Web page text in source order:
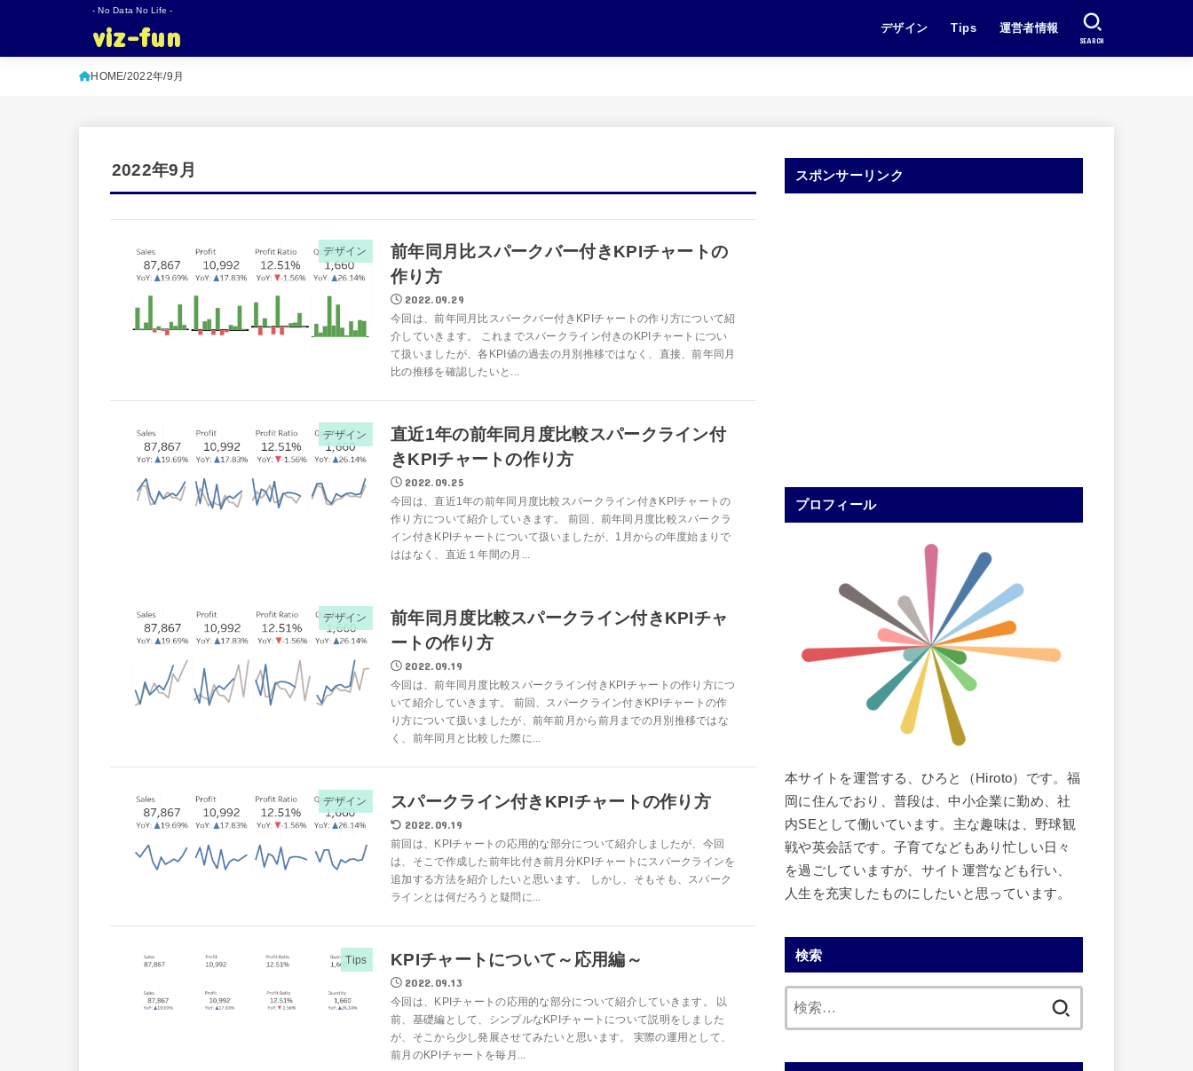
- No Data No Life -
viz-fun デザイン Tips 運営者情報
SEARCH
HOME 2022年 9月
2022年9月
デザイン
前年同月比スパークバー付きKPIチャートの
作り方
2022.09.29
今回は、前年同月比スパークバー付きKPIチャートの作り方について紹
介していきます。 これまでスパークライン付きのKPIチャートについ
て扱いましたが、各KPI値の過去の月別推移ではなく、直接、前年同月
比の推移を確認したいと...
デザイン
直近1年の前年同月度比較スパークライン付
きKPIチャートの作り方
2022.09.25
今回は、直近1年の前年同月度比較スパークライン付きKPIチャートの
作り方について紹介していきます。 前回、前年同月度比較スパークラ
イン付きKPIチャートについて扱いましたが、1月からの年度始まりで
ははなく、直近１年間の月...
デザイン
前年同月度比較スパークライン付きKPIチャ
ートの作り方
2022.09.19
今回は、前年同月度比較スパークライン付きKPIチャートの作り方につ
いて紹介していきます。 前回、スパークライン付きKPIチャートの作
り方について扱いましたが、前年前月から前月までの月別推移ではな
く、前年同月と比較した際に...
デザイン スパークライン付きKPIチャートの作り方
2022.09.19
前回は、KPIチャートの応用的な部分について紹介しましたが、今回
は、そこで作成した前年比付き前月分KPIチャートにスパークラインを
追加する方法を紹介したいと思います。 しかし、そもそも、スパーク
ラインとは何だろうと疑問に...
Tips KPIチャートについて～応用編～
2022.09.13
今回は、KPIチャートの応用的な部分について紹介していきます。 以
前、基礎編として、シンプルなKPIチャートについて説明をしました
が、そこから少し発展させてみたいと思います。 実際の運用として、
前月のKPIチャートを毎月...
スポンサーリンク
プロフィール
本サイトを運営する、ひろと（Hiroto）です。福
岡に住んでおり、普段は、中小企業に勤め、社
内SEとして働いています。主な趣味は、野球観
戦や英会話です。子育てなどもあり忙しい日々
を過ごしていますが、サイト運営なども行い、
人生を充実したものにしたいと思っています。
検索